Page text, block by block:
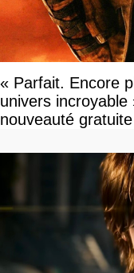
« Parfait. Encore
univers
nouveauté